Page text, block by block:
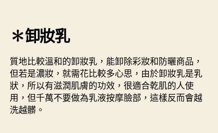
✽卸妝乳
質地比較溫和的卸妝乳，能卸除彩妝和防曬商品，
但若是濃妝，就需花比較多心思，由於卸妝乳是乳
狀，所以有滋潤肌膚的功效，很適合乾肌的人使
用，但千萬不要做為乳液按摩臉部，這樣反而會越
洗越髒。